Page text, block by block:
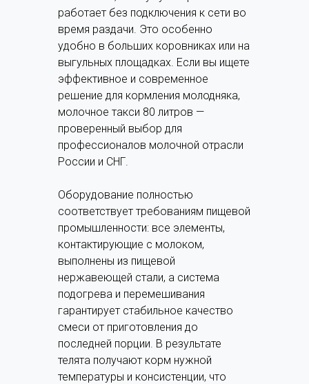
работает без подключения к сети во
время раздачи. Это особенно
удобно в больших коровниках или на
выгульных площадках. Если вы ищете
эффективное и современное
решение для кормления молодняка,
молочное такси 80 литров —
проверенный выбор для
профессионалов молочной отрасли
России и СНГ.
Оборудование полностью
соответствует требованиям пищевой
промышленности: все элементы,
контактирующие с молоком,
выполнены из пищевой
нержавеющей стали, а система
подогрева и перемешивания
гарантирует стабильное качество
смеси от приготовления до
последней порции. В результате
телята получают корм нужной
температуры и консистенции, что